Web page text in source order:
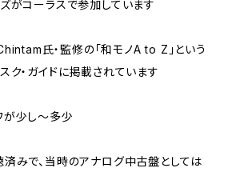
がコーラスで参加しています
氏・監修の｢和モノA to Z｣という
ク・ガイドに掲載されています
が少し～多少
済みで、当時のアナログ中古盤としては